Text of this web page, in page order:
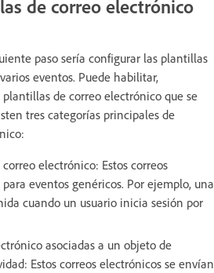
de correo electrónico
paso sería configurar las plantillas
eventos. Puede habilitar,
de correo electrónico que se
tres categorías principales de
electrónico: Estos correos
eventos genéricos. Por ejemplo, una
cuando un usuario inicia sesión por
asociadas a un objeto de
Estos correos electrónicos se envían